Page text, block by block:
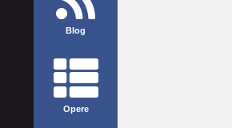
Blog
Opere